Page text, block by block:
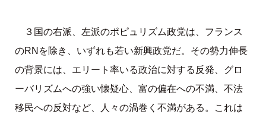
３国の右派、左派のポピュリズム政党は、フランス
のRNを除き、いずれも若い新興政党だ。その勢力伸長
の背景には、エリート率いる政治に対する反発、グロ
ーバリズムへの強い懐疑心、富の偏在への不満、不法
移民への反対など、人々の渦巻く不満がある。これは